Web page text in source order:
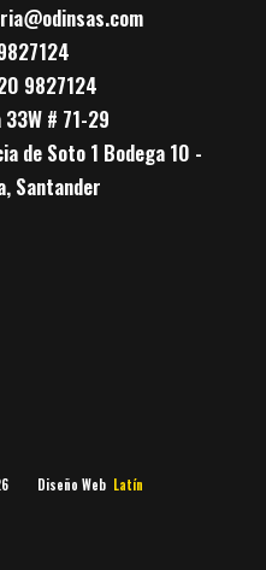
9827124
# 71-29
de Soto 1 Bodega 10 -
Santander
Diseño Web Latín